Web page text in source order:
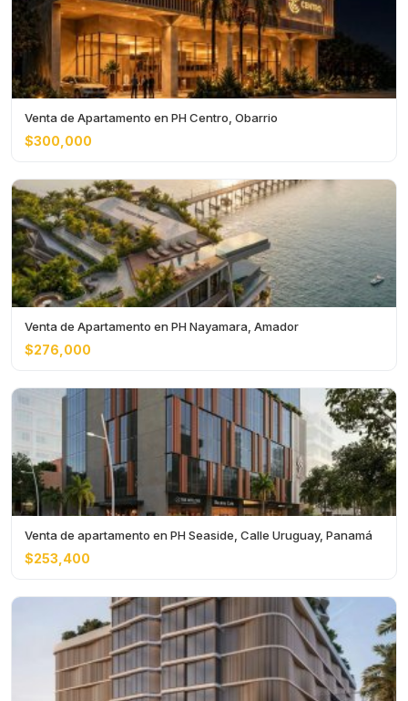
Venta de Apartamento en PH Centro, Obarrio
$300,000
Venta de Apartamento en PH Nayamara, Amador
$276,000
Venta de apartamento en PH Seaside, Calle Uruguay, Panamá
$253,400